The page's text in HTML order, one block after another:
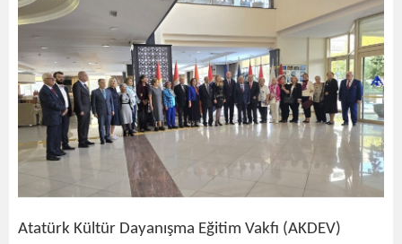
Atatürk Kültür Dayanışma Eğitim Vakfı (AKDEV)